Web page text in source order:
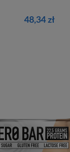
48,34 zł